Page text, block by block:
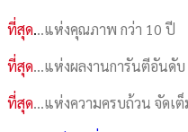
ที่สุด...แห่งคุณภาพ กว่า 10 ปี
ที่สุด…แห่งผลงานการันตีอันดับ
ที่สุด…แห่งความครบถ้วน จัดเ